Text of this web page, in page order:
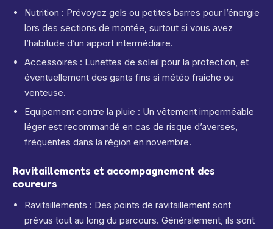
Nutrition : Prévoyez gels ou petites barres pour l’énergie
lors des sections de montée, surtout si vous avez
l’habitude d’un apport intermédiaire.
Accessoires : Lunettes de soleil pour la protection, et
éventuellement des gants fins si météo fraîche ou
venteuse.
Equipement contre la pluie : Un vêtement imperméable
léger est recommandé en cas de risque d’averses,
fréquentes dans la région en novembre.
Ravitaillements et accompagnement des
coureurs
Ravitaillements : Des points de ravitaillement sont
prévus tout au long du parcours. Généralement, ils sont